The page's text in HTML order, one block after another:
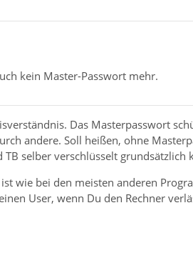
kein Master-Passwort mehr.
Das Masterpasswort
andere. Soll heißen, ohne
selber verschlüsselt
wie bei den meisten anderen
User, wenn Du den Rechner